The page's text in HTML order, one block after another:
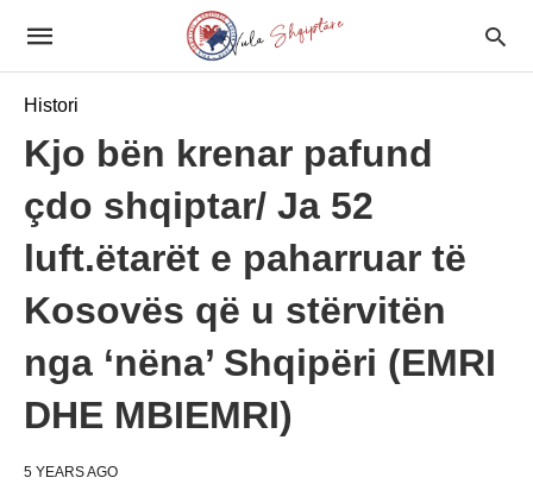
Histori
Kjo bën krenar pafund
çdo shqiptar/ Ja 52
luft.ëtarët e paharruar të
Kosovës që u stërvitën
nga ‘nëna’ Shqipëri (EMRI
DHE MBIEMRI)
5 YEARS AGO